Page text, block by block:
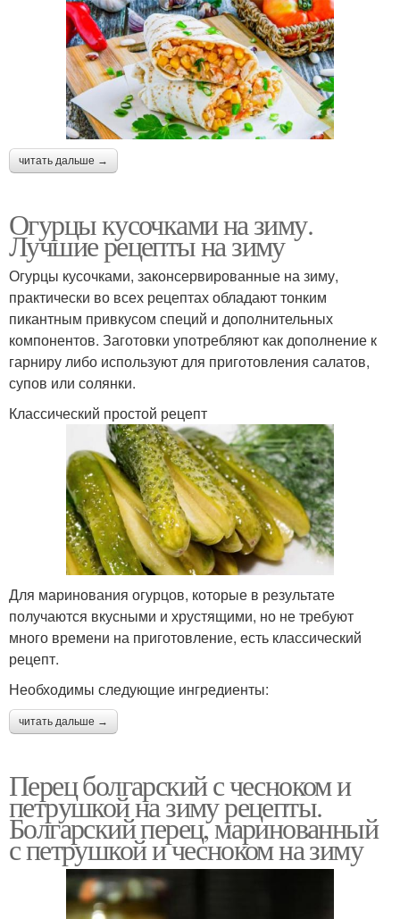
читать дальше →
Огурцы кусочками на зиму.
Лучшие рецепты на зиму
Огурцы кусочками, законсервированные на зиму,
практически во всех рецептах обладают тонким
пикантным привкусом специй и дополнительных
компонентов. Заготовки употребляют как дополнение к
гарниру либо используют для приготовления салатов,
супов или солянки.
Классический простой рецепт
Для маринования огурцов, которые в результате
получаются вкусными и хрустящими, но не требуют
много времени на приготовление, есть классический
рецепт.
Необходимы следующие ингредиенты:
читать дальше →
Перец болгарский с чесноком и
петрушкой на зиму рецепты.
Болгарский перец, маринованный
с петрушкой и чесноком на зиму